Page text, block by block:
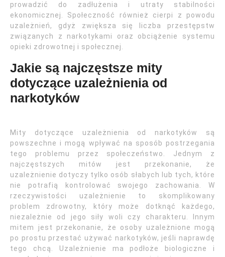
prowadzić do zadłużenia i utraty stabilności
ekonomicznej. Społeczność również cierpi z powodu
uzależnień, gdyż zwiększa się liczba przestępstw
związanych z narkotykami oraz obciążenie systemu
opieki zdrowotnej i społecznej.
Jakie są najczęstsze mity
dotyczące uzależnienia od
narkotyków
Mity dotyczące uzależnienia od narkotyków są
powszechne i mogą wpływać na sposób postrzegania
tego problemu przez społeczeństwo. Jednym z
najczęstszych mitów jest przekonanie, że
uzależnienie dotyczy tylko osób słabych lub tych, które
nie potrafią kontrolować swojego zachowania. W
rzeczywistości uzależnienie to skomplikowany
problem zdrowotny, który może dotknąć każdego,
niezależnie od jego siły woli czy charakteru. Innym
mitem jest przekonanie, że osoby uzależnione mogą
po prostu przestać używać narkotyków, jeśli naprawdę
tego chcą. Uzależnienie ma podłoże biologiczne i